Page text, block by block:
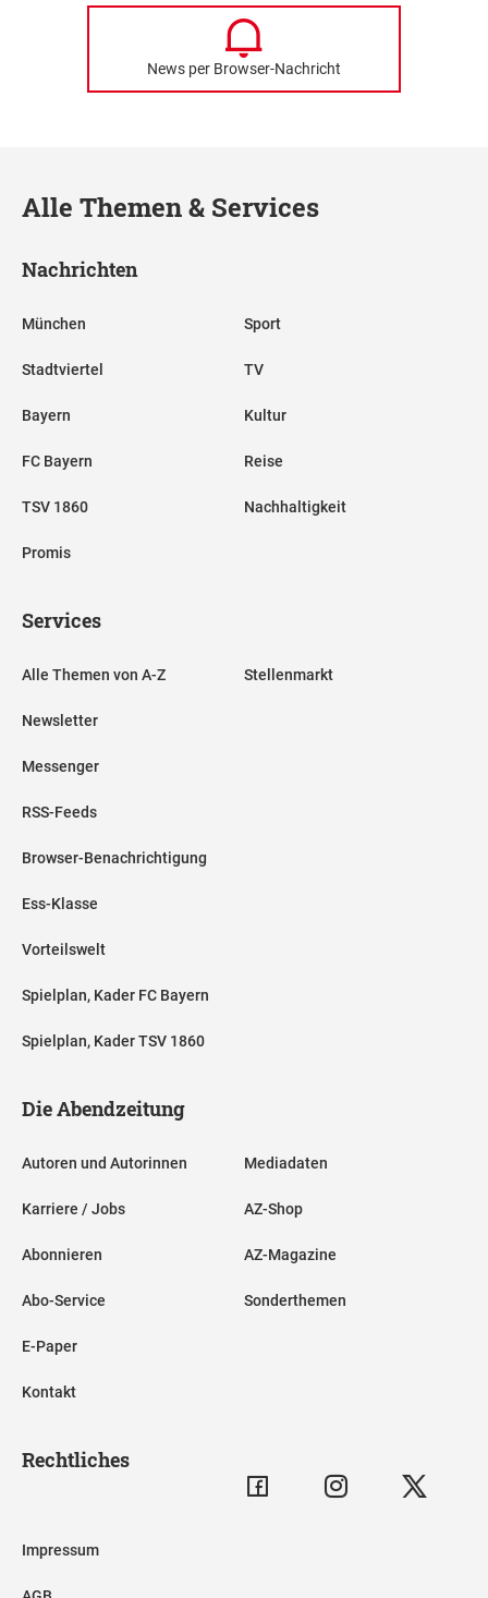
News per Browser-Nachricht
Alle Themen & Services
Nachrichten
München
Stadtviertel
Bayern
FC Bayern
TSV 1860
Promis
Sport
TV
Kultur
Reise
Nachhaltigkeit
Services
Alle Themen von A-Z
Newsletter
Messenger
RSS-Feeds
Browser-Benachrichtigung
Ess-Klasse
Vorteilswelt
Spielplan, Kader FC Bayern
Spielplan, Kader TSV 1860
Stellenmarkt
Die Abendzeitung
Autoren und Autorinnen
Karriere / Jobs
Abonnieren
Abo-Service
E-Paper
Kontakt
Mediadaten
AZ-Shop
AZ-Magazine
Sonderthemen
Rechtliches
Impressum